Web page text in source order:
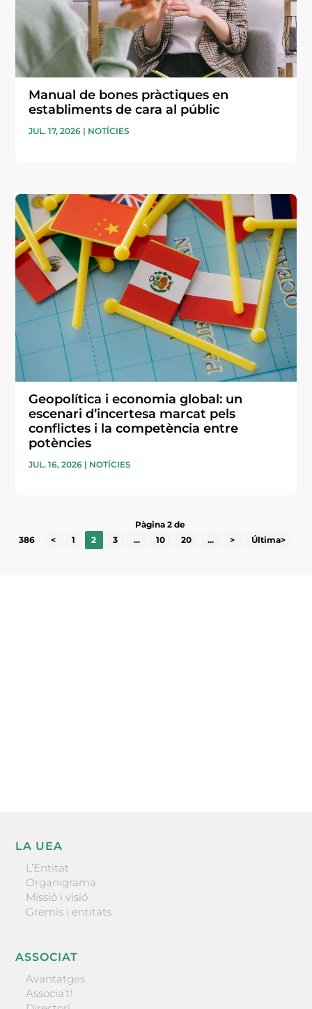
Manual de bones pràctiques en
establiments de cara al públic
JUL. 17, 2026 | NOTÍCIES
Geopolítica i economia global: un
escenari d’incertesa marcat pels
conflictes i la competència entre
potències
JUL. 16, 2026 | NOTÍCIES
Pàgina 2 de
386
< 1 2 3 ... 10 20 ... > Última>
LA UEA
L’Entitat
Organigrama
Missió i visió
Gremis i entitats
ASSOCIAT
Avantatges
Associa’t!